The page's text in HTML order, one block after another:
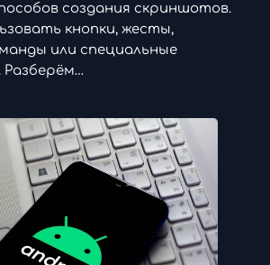
создания скриншотов.
кнопки, жесты,
или специальные
Разберём…